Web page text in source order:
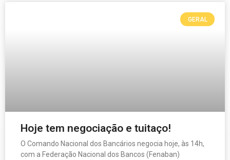
GERAL
Hoje tem negociação e tuitaço!
O Comando Nacional dos Bancários negocia hoje, às 14h,
com a Federação Nacional dos Bancos (Fenaban)